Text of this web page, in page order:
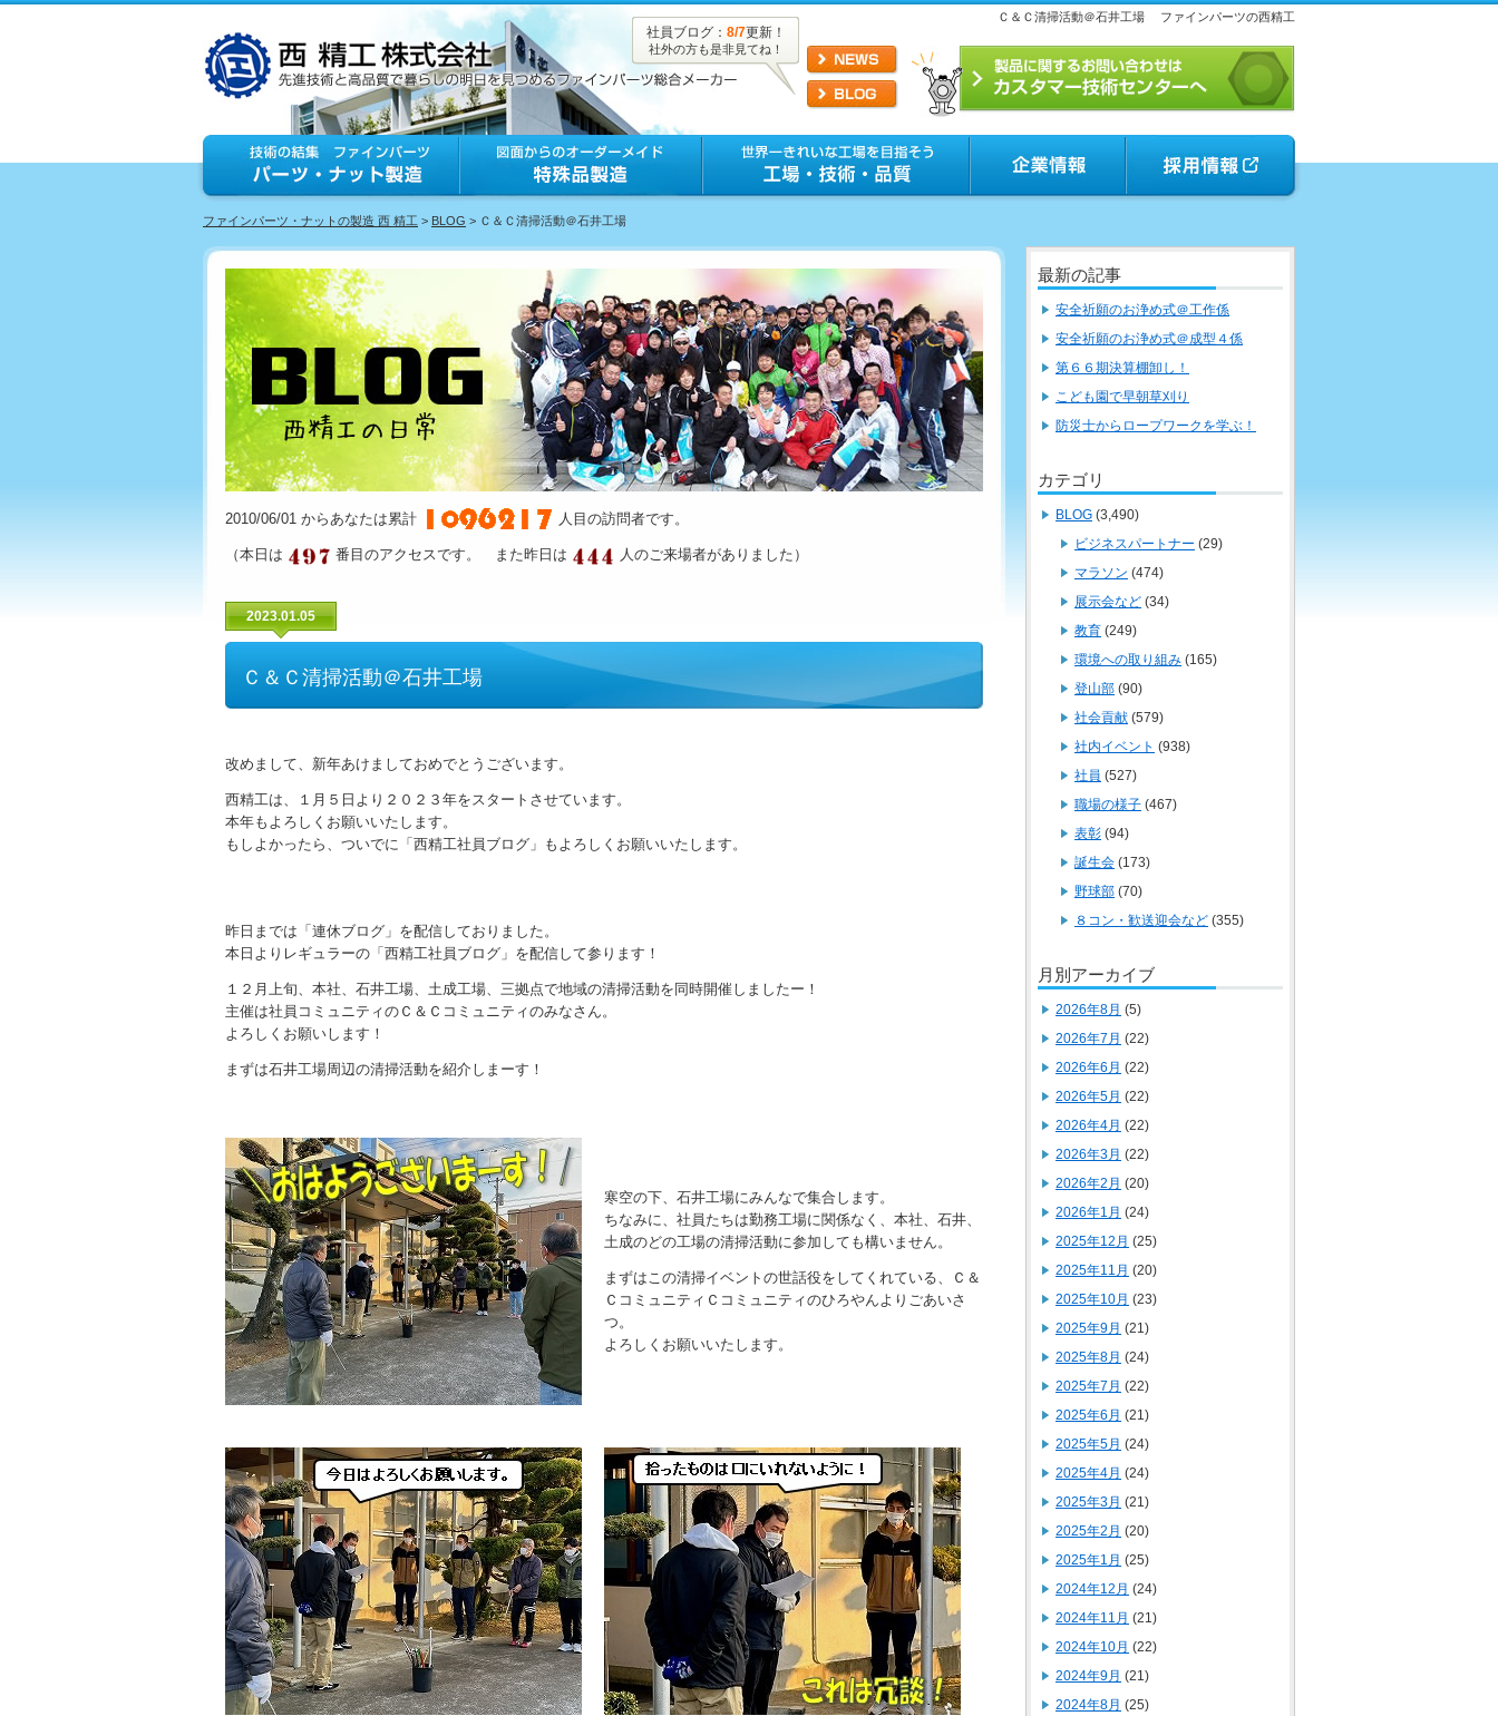
Ｃ＆Ｃ清掃活動＠石井工場 ファインパーツの西精工
社員ブログ： 8/7更新！
社外の方も是非見てね！
ファインパーツ・ナットの製造 西 精工 > BLOG > Ｃ＆Ｃ清掃活動＠石井工場
2010/06/01 からあなたは累計 人目の訪問者です。
（本日は 番目のアクセスです。 また昨日は 人のご来場者がありました）
2023.01.05
Ｃ＆Ｃ清掃活動＠石井工場
改めまして、新年あけましておめでとうございます。
西精工は、１月５日より２０２３年をスタートさせています。
本年もよろしくお願いいたします。
もしよかったら、ついでに「西精工社員ブログ」もよろしくお願いいたします。
昨日までは「連休ブログ」を配信しておりました。
本日よりレギュラーの「西精工社員ブログ」を配信して参ります！
１２月上旬、本社、石井工場、土成工場、三拠点で地域の清掃活動を同時開催しましたー！
主催は社員コミュニティのＣ＆Ｃコミュニティのみなさん。
よろしくお願いします！
まずは石井工場周辺の清掃活動を紹介しまーす！
寒空の下、石井工場にみんなで集合します。
ちなみに、社員たちは勤務工場に関係なく、本社、石井、
土成のどの工場の清掃活動に参加しても構いません。
まずはこの清掃イベントの世話役をしてくれている、Ｃ＆
ＣコミュニティＣコミュニティのひろやんよりごあいさ
つ。
よろしくお願いいたします。
最新の記事
安全祈願のお浄め式＠工作係
安全祈願のお浄め式＠成型４係
第６６期決算棚卸し！
こども園で早朝草刈り
防災士からロープワークを学ぶ！
カテゴリ
BLOG (3,490)
ビジネスパートナー (29)
マラソン (474)
展示会など (34)
教育 (249)
環境への取り組み (165)
登山部 (90)
社会貢献 (579)
社内イベント (938)
社員 (527)
職場の様子 (467)
表彰 (94)
誕生会 (173)
野球部 (70)
８コン・歓送迎会など (355)
月別アーカイブ
2026年8月 (5)
2026年7月 (22)
2026年6月 (22)
2026年5月 (22)
2026年4月 (22)
2026年3月 (22)
2026年2月 (20)
2026年1月 (24)
2025年12月 (25)
2025年11月 (20)
2025年10月 (23)
2025年9月 (21)
2025年8月 (24)
2025年7月 (22)
2025年6月 (21)
2025年5月 (24)
2025年4月 (24)
2025年3月 (21)
2025年2月 (20)
2025年1月 (25)
2024年12月 (24)
2024年11月 (21)
2024年10月 (22)
2024年9月 (21)
2024年8月 (25)